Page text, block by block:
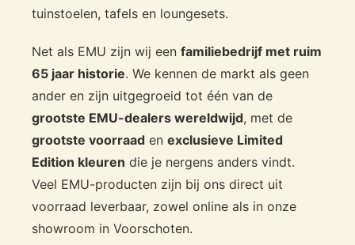
tuinstoelen, tafels en loungesets.
Net als EMU zijn wij een familiebedrijf met ruim
65 jaar historie. We kennen de markt als geen
ander en zijn uitgegroeid tot één van de
grootste EMU-dealers wereldwijd, met de
grootste voorraad en exclusieve Limited
Edition kleuren die je nergens anders vindt.
Veel EMU-producten zijn bij ons direct uit
voorraad leverbaar, zowel online als in onze
showroom in Voorschoten.